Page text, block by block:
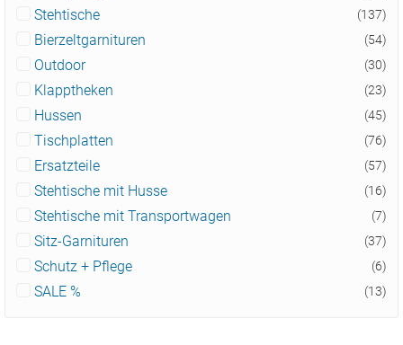
Stehtische (137)
Bierzeltgarnituren (54)
Outdoor (30)
Klapptheken (23)
Hussen (45)
Tischplatten (76)
Ersatzteile (57)
Stehtische mit Husse (16)
Stehtische mit Transportwagen (7)
Sitz-Garnituren (37)
Schutz + Pflege (6)
SALE % (13)